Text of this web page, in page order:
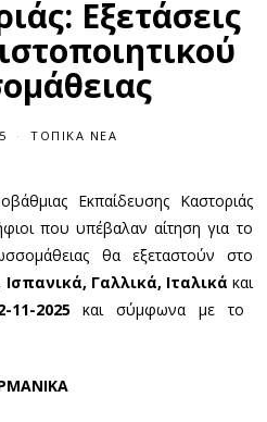
Εξετάσεις
ΤΟΠΙΚΆ ΝΈΑ
Εκπαίδευσης Καστοριάς
που υπέβαλαν αίτηση για το
θα εξεταστούν στο
Ισπανικά, Γαλλικά, Ιταλικά και
2025και σύμφωνα με το